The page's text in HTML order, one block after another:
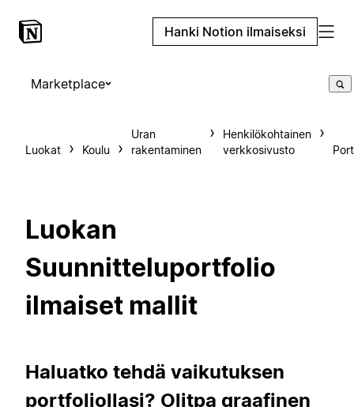
Hanki Notion ilmaiseksi
Marketplace
Luokat Koulu
Uran
rakentaminen
Henkilökohtainen
verkkosivusto
Luokan
Suunnitteluportfolio
ilmaiset mallit
Haluatko tehdä vaikutuksen
portfoliollasi? Olitpa graafinen